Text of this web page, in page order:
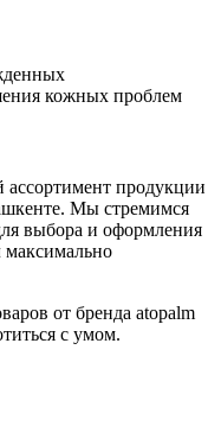
кожных проблем
продукции
Мы стремимся
выбора и оформления
максимально
от бренда atopalm
с умом.